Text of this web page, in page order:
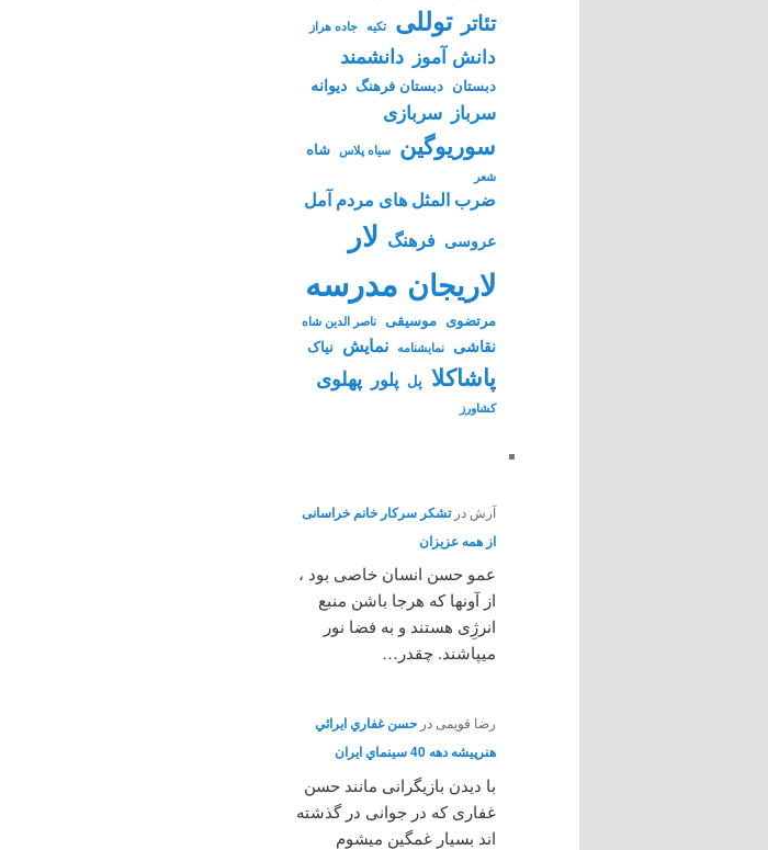
تئاتر توللی تکیه جاده هراز
دانش آموز دانشمند
دبستان دبستان فرهنگ دیوانه
سرباز سربازی
سوریوگین سیاه پلاس شاه
شعر
ضرب المثل های مردم آمل
عروسی فرهنگ لار
لاریجان مدرسه
مرتضوی موسیقی ناصر الدین شاه
نقاشی نمايشنامه نمایش نیاک
پاشاکلا پل پلور پهلوی
کشاورز
آرش درتشکر سرکار خانم خراسانی
از همه عزیزان
عمو حسن انسان خاصی بود ،
از آونها که هرجا باشن منبع
انرژِی هستند و به فضا نور
میپاشند. چقدر…
رضا قویمی در حسن غفاري ايرائي
هنرپيشه دهه 40 سينماي ايران
با دیدن بازیگرانی مانند حسن
غفاری که در جوانی در گذشته
اند بسیار غمگین میشوم